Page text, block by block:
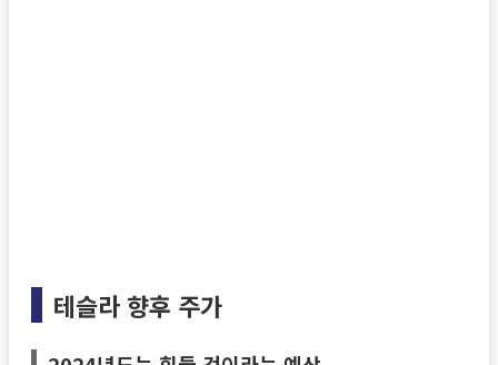
테슬라 향후 주가